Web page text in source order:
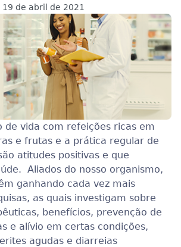
19 de abril de 2021
de vida com refeições ricas em
e frutas e a prática regular de
atitudes positivas e que
Aliados do nosso organismo,
ganhando cada vez mais
as quais investigam sobre
benefícios, prevenção de
e alívio em certas condições,
agudas e diarreias